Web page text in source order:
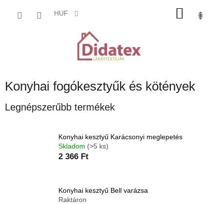
HUF
Konyhai fogókesztyűk és kötények
Legnépszerűbb termékek
Konyhai kesztyű Karácsonyi meglepetés
Skladom (>5 ks)
2 366 Ft
Konyhai kesztyű Bell varázsa
Raktáron